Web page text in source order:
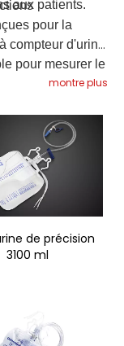
aux patients.
pour la
compteur d'urine
pour mesurer le
de soins de
les
sont
collecté.
montre plus
de précision
3100 ml